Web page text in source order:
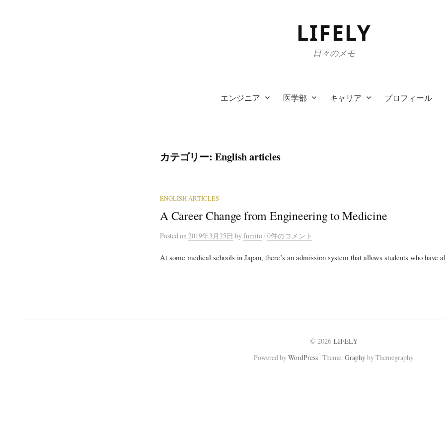
LIFELY
日々のメモ
エンジニア 医学部 キャリア プロフィール
カテゴリー: English articles
ENGLISH ARTICLES
A Career Change from Engineering to Medicine
Postedon 2019年3月25日 by fumito/0件のコメント
At some medical schools in Japan, there’s an admission system that allows students who have
© 2026 LIFELY
Powered by WordPress | Theme: Graphyby Themegraphy